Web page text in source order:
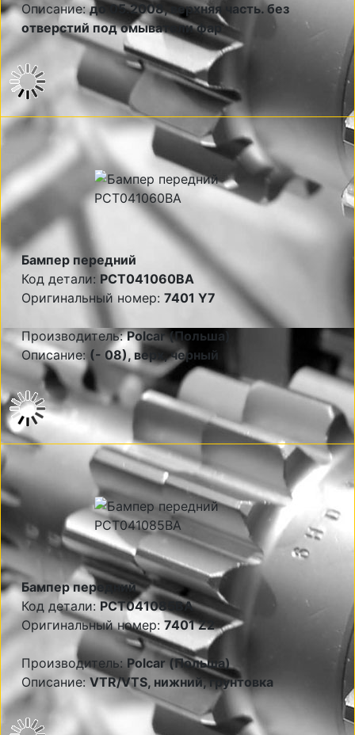
Описание:до 05.2008, верхняя часть. без
отверстий под омыватели фар
Бампер передний
Код детали: PCT041060BA
Оригинальный номер: 7401 Y7
Производитель:Polcar (Польша)
Описание: (- 08), верх, черный
Бампер передний
Код детали: PCT041085BA
Оригинальный номер: 7401 Z2
Производитель:Polcar (Польша)
Описание:VTR/VTS, нижний, грунтовка